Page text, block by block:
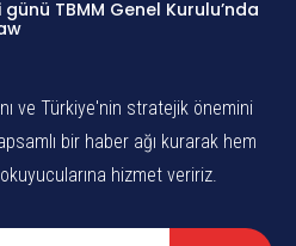
TBMM Genel Kurulu’nda
ve Türkiye'nin stratejik önemini
bir haber ağı kurarak hem
hizmet veririz.